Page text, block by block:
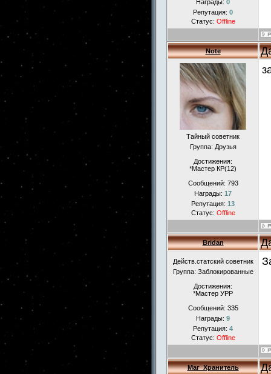
Награды: 0
Репутация: 0
Статус: Offline
Note
Тайный советник
Группа: Друзья
Достижения:
*Мастер КР(12)
Сообщений: 793
Награды: 17
Репутация: 13
Статус: Offline
Bridan
Действ.статский советник
Группа: Заблокированные
Достижения:
*Мастер УРР
Сообщений: 335
Награды: 9
Репутация: 4
Статус: Offline
Маг_Хранитель